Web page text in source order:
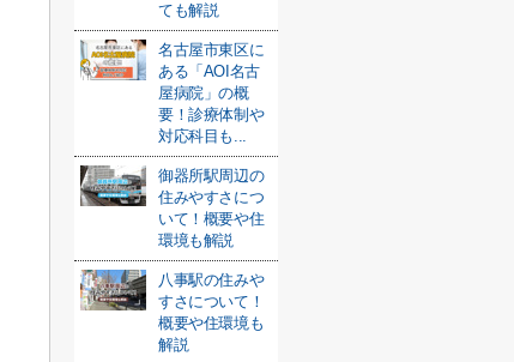
ても解説
名古屋市東区に
ある「AOI名古
屋病院」の概
要！診療体制や
対応科目も...
御器所駅周辺の
住みやすさにつ
いて！概要や住
環境も解説
八事駅の住みや
すさについて！
概要や住環境も
解説